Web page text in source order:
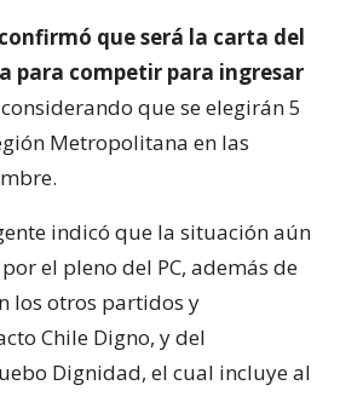
que será la carta del
para competir para ingresar
considerando que se elegirán 5
Metropolitana en las
indicó que la situación aún
el pleno del PC, además de
los otros partidos y
Chile Digno, y del
Dignidad, el cual incluye al